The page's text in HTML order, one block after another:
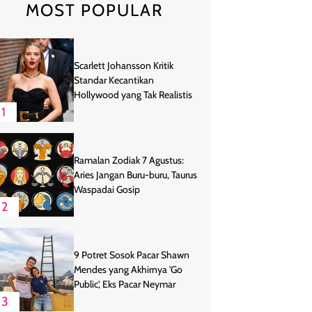
MOST POPULAR
1
Scarlett Johansson Kritik
Standar Kecantikan
Hollywood yang Tak Realistis
2
Ramalan Zodiak 7 Agustus:
Aries Jangan Buru-buru, Taurus
Waspadai Gosip
3
9 Potret Sosok Pacar Shawn
Mendes yang Akhirnya 'Go
Public', Eks Pacar Neymar